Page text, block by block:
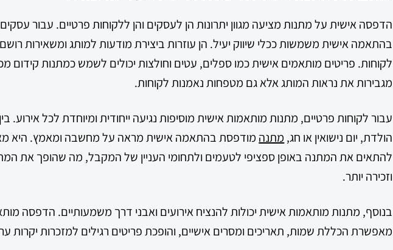
הדפסה אישית על מתנות מציעה מגוון יתרונות הן לעסקים והן ללקוחות פרטיים. עבור
בהתאמה אישית משמשות ככלי שיווק יעיל. הן עוזרות ביצירת מודעות למותג ומשאירות
לקוחות. פריטים מותאמים אישית כמו ספלים, עטים וחולצות יכולים לשמש כמתנות קידום
מגבירות את נראות המותג אלא גם מטפחות נאמנות לקוחות.
עבור לקוחות פרטיים, מתנות מותאמות אישית מוסיפות נגיעה ייחודית ומיוחדת לכל אירוע.
הולדת, יום נישואין או חג, מתנה מודפסת בהתאמה אישית מראה על מחשבה ומאמץ. היא
להתאים את המתנה באופן ספציפי לטעמים ולתחומי העניין של המקבל, מה שהופך את
וזכירה יותר.
בנוסף, מתנות מותאמות אישית יכולות להנציח אירועים ואבני דרך משמעותיים. הדפסה
מאפשרת הכללת שמות, תאריכים ומסרים אישיים, והופכת פריטים רגילים למזכרות יקרות